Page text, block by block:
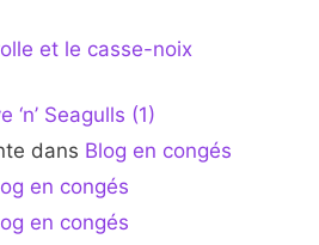
et le casse-noix
‘n’ Seagulls (1)
dans Blog en congés
en congés
en congés